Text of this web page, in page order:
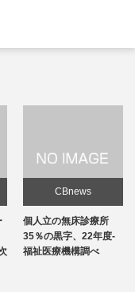
CBnews
個人立の無床診療所
35％の黒字、22年度-
福祉医療機構調べ